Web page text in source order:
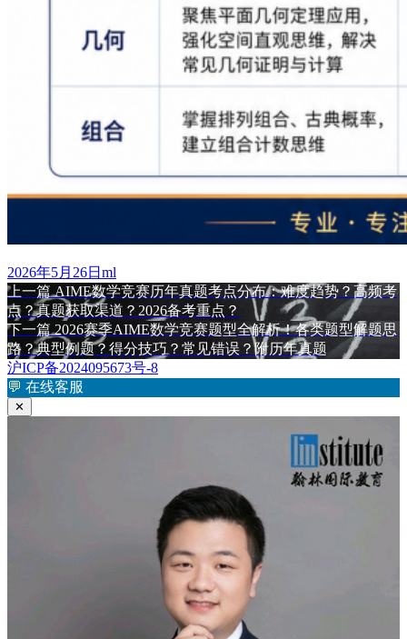
发
布
于
2026年5月26日 作
者
ml
文
章
导
航
上一篇 上
篇
文
章：
AIME数学竞赛历年真题考点分布：难度趋势？高频考
点？真题获取渠道？2026备考重点？
下一篇 下
篇
文
章：
2026赛季AIME数学竞赛题型全解析！各类题型解题思
路？典型例题？得分技巧？常见错误？附历年真题
沪ICP备2024095673号-8
💬 在线客服
✕